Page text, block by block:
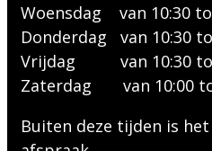
Woensdag van 10:30
Donderdag van 10:30
Vrijdag van 10:30 tot
Zaterdag van 10:00
Buiten deze tijden is